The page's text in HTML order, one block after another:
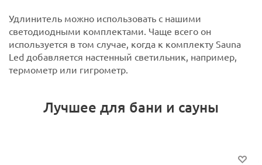
Удлинитель можно использовать с нашими
светодиодными комплектами. Чаще всего он
используется в том случае, когда к комплекту Sauna
Led добавляется настенный светильник, например,
термометр или гигрометр.
Лучшее для бани и сауны